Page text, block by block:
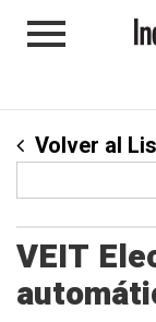
Volver al
VEIT